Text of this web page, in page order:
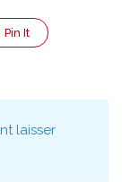
Pin It
laisser